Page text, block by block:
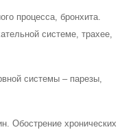
процесса, бронхита.
системе, трахее,
системы – парезы,
Обострение хронических